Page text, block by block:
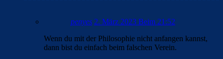
penyes 2. März 2023 Beim 21:52
Wenn du mit der Philosophie nicht anfangen kannst,
dann bist du einfach beim falschen Verein.